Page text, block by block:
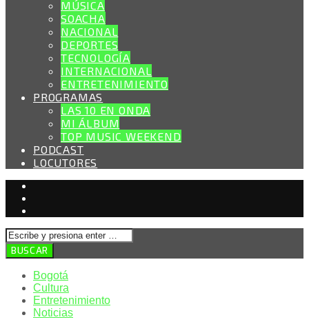
MÚSICA
SOACHA
NACIONAL
DEPORTES
TECNOLOGÍA
INTERNACIONAL
ENTRETENIMIENTO
PROGRAMAS
LAS 10 EN ONDA
MI ÁLBUM
TOP MUSIC WEEKEND
PODCAST
LOCUTORES
Bogotá
Cultura
Entretenimiento
Noticias